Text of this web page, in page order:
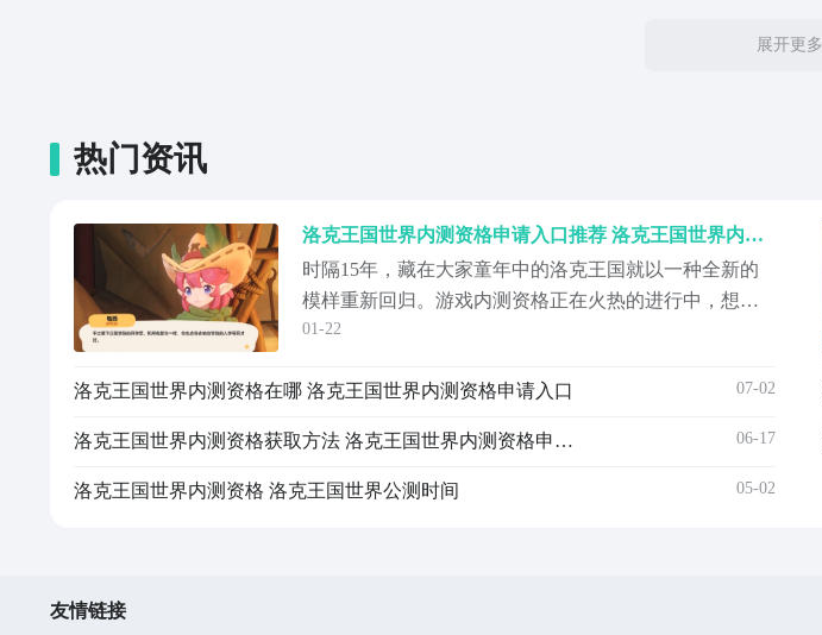
展开更多
热门资讯
洛克王国世界内测资格申请入口推荐 洛克王国世界内测资格在哪里申请
时隔15年，藏在大家童年中的洛克王国就以一种全新的
模样重新回归。游戏内测资格正在火热的进行中，想要
进入到这一片新天地，那玩家可以先看洛克王国世界内
戏，有机会获取测试的资格，大家可以来看一下接下来
址》》》》》#洛克王...
01-22
洛克王国世界内测资格在哪 洛克王国世界内测资格申请入口 07-02
洛克王国世界内测资格获取方法 洛克王国世界内测资格申请入口 06-17
洛克王国世界内测资格 洛克王国世界公测时间 05-02
友情链接